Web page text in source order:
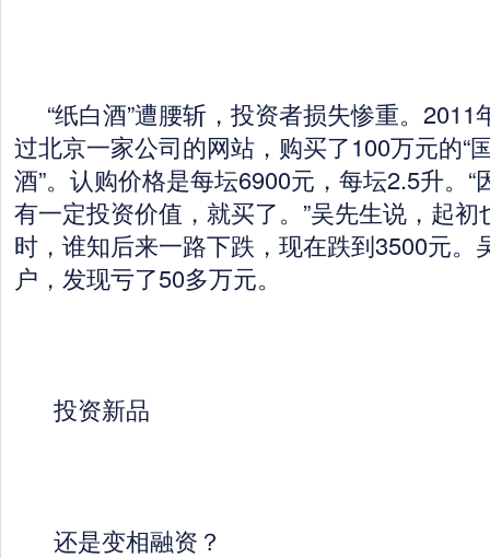
“纸白酒”遭腰斩，投资者损失惨重。2011
过北京一家公司的网站，购买了100万元的“
酒”。认购价格是每坛6900元，每坛2.5升。
有一定投资价值，就买了。”吴先生说，起
时，谁知后来一路下跌，现在跌到3500元。
户，发现亏了50多万元。
投资新品
还是变相融资？